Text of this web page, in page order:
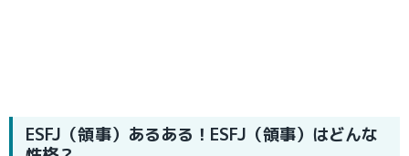
ESFJ（領事）あるある！ESFJ（領事）はどんな